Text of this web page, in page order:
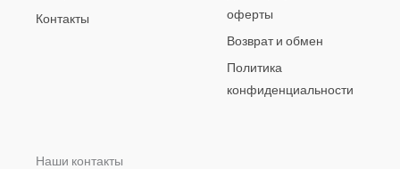
Контакты
оферты
Возврат и обмен
Политика
конфиденциальности
Наши контакты